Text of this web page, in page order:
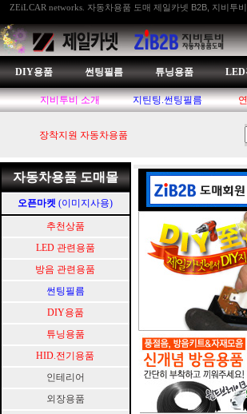
ZEiLCAR networks. 자동차용품 도매 제일카넷 B2B, 지비투
DIY용품 썬팅필름 튜닝용품 LED
지비투비 소개 지틴팅.썬팅필름
장착지원 자동차용품
자동차용품 도매몰
오픈마켓 (이미지사용)
추천상품
LED 관련용품
방음 관련용품
썬팅필름
DIY용품
튜닝용품
HID.전기용품
인테리어
외장용품